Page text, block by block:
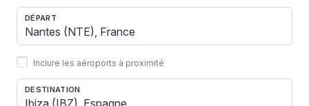
DÉPART
Inclure les aéroports à proximité
DESTINATION